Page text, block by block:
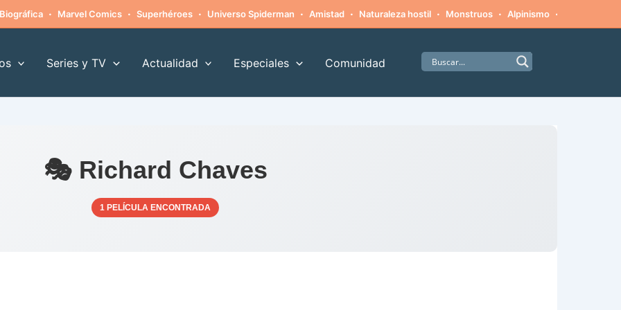
Biográfica · Marvel Comics · Superhéroes · Universo Spiderman · Amistad · Naturaleza hostil · Monstruos · Alpinismo ·
Series y TV Actualidad Especiales Comunidad
🎭 Richard Chaves
1 PELÍCULA ENCONTRADA